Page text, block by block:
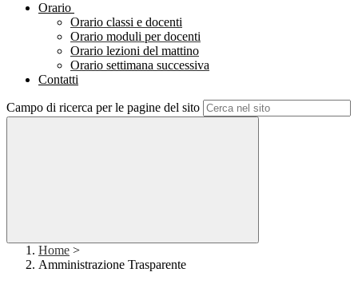
Orario
Orario classi e docenti
Orario moduli per docenti
Orario lezioni del mattino
Orario settimana successiva
Contatti
Campo di ricerca per le pagine del sito
Home >
Amministrazione Trasparente